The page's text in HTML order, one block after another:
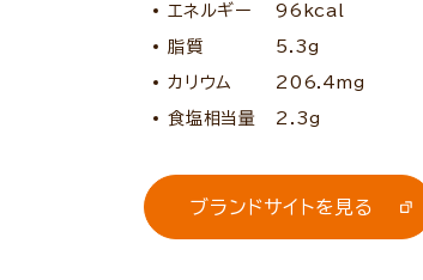
エネルギー 96kcal
脂質 5.3g
カリウム 206.4mg
食塩相当量 2.3g
ブランドサイトを見る